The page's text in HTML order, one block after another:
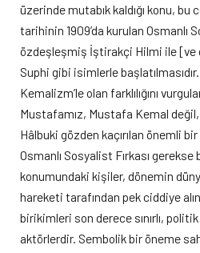
üzerinde mutabık kaldığı konu,
tarihinin 1909’da kurulan Osmanlı
özdeşleşmiş İştirakçi Hilmi ile [ve
Suphi gibi isimlerle
Kemalizm’le olan farklılığını
Mustafamız, Mustafa Kemal değil,
Hâlbuki gözden kaçırılan önemli
Osmanlı Sosyalist Fırkası gerekse
konumundaki kişiler, dönemin
hareketi tarafından pek ciddiye
birikimleri son derece sınırlı,
aktörlerdir. Sembolik bir öneme